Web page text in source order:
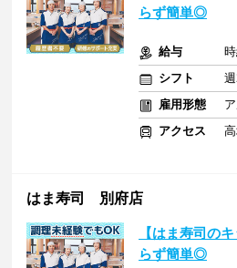
らず簡単◎
給与
シフト
雇用形態
アクセス
はま寿司 別府店
【はま寿司の
らず簡単◎